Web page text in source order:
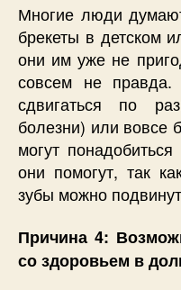
Многие люди
брекеты в детском
они им уже не
совсем не
сдвигаться по
болезни) или вовсе
могут
они помогут, так
зубы можно
Причина 4:
со здоровьем в